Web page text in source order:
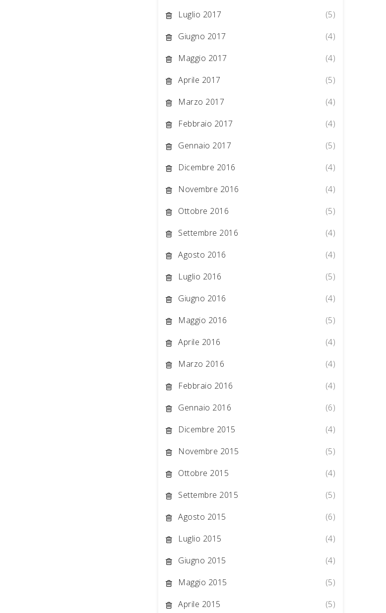
Luglio 2017
(5)
Giugno 2017
(4)
Maggio 2017
(4)
Aprile 2017
(5)
Marzo 2017
(4)
Febbraio 2017
(4)
Gennaio 2017
(5)
Dicembre 2016
(4)
Novembre 2016
(4)
Ottobre 2016
(5)
Settembre 2016
(4)
Agosto 2016
(4)
Luglio 2016
(5)
Giugno 2016
(4)
Maggio 2016
(5)
Aprile 2016
(4)
Marzo 2016
(4)
Febbraio 2016
(4)
Gennaio 2016
(6)
Dicembre 2015
(4)
Novembre 2015
(5)
Ottobre 2015
(4)
Settembre 2015
(5)
Agosto 2015
(6)
Luglio 2015
(4)
Giugno 2015
(4)
Maggio 2015
(5)
Aprile 2015
(5)